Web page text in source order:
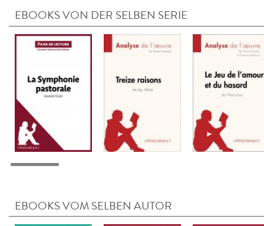
EBOOKS VON DER SELBEN SERIE
EBOOKS VOM SELBEN AUTOR